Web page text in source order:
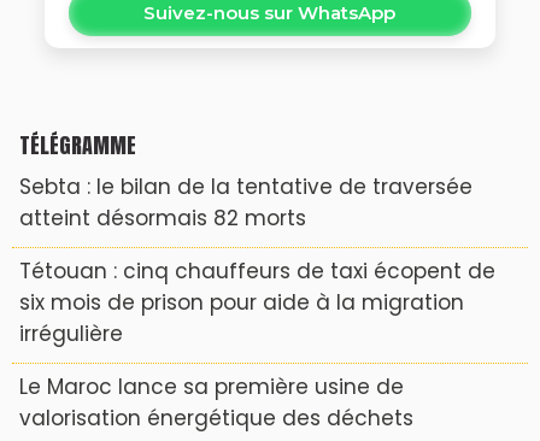
Suivez-nous sur WhatsApp
TÉLÉGRAMME
Sebta : le bilan de la tentative de traversée
atteint désormais 82 morts
Tétouan : cinq chauffeurs de taxi écopent de
six mois de prison pour aide à la migration
irrégulière
Le Maroc lance sa première usine de
valorisation énergétique des déchets